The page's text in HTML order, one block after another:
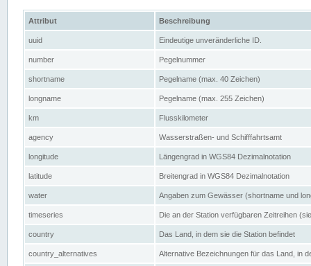
Attribut Beschreibung
uuid Eindeutige unveränderliche ID.
number Pegelnummer
shortname Pegelname (max. 40 Zeichen)
longname Pegelname (max. 255 Zeichen)
km Flusskilometer
agency Wasserstraßen- und Schifffahrtsamt
longitude Längengrad in WGS84 Dezimalnotation
latitude Breitengrad in WGS84 Dezimalnotation
water Angaben zum Gewässer (shortname und
timeseries Die an der Station verfügbaren Zeitreihen
country Das Land, in dem sie die Station befindet
country_alternatives Alternative Bezeichnungen für das Land, in